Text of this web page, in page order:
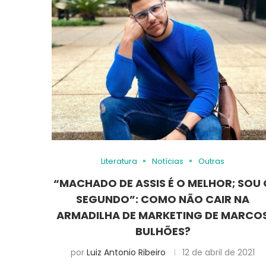
Literatura Notícias Outras
“MACHADO DE ASSIS É O MELHOR; SOU
SEGUNDO”: COMO NÃO CAIR NA
ARMADILHA DE MARKETING DE
BULHÕES?
porLuiz Antonio Ribeiro 12 de abril de 2021